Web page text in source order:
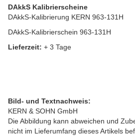
DAkkS Kalibrierscheine
DAkkS-Kalibrierung KERN 963-131H
DAkkS-Kalibrierschein 963-131H
Lieferzeit: + 3 Tage
Bild- und Textnachweis:
KERN & SOHN GmbH
Die Abbildung kann abweichen und
nicht im Lieferumfang dieses Artikels